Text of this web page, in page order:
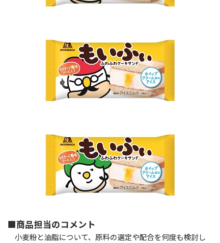
■商品担当のコメント
小麦粉と油脂について、原料の選定や配合を何度も検討し